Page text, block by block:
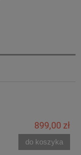
899,00 zł
do koszyka